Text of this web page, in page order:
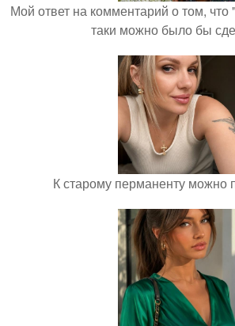
Мой ответ на комментарий о том,
таки можно было бы
К старому перманенту можно